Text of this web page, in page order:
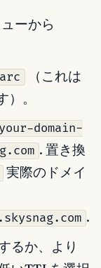
ーから
（これは
。
domain-
. 置き換
実際のドメイ
.
るか、より